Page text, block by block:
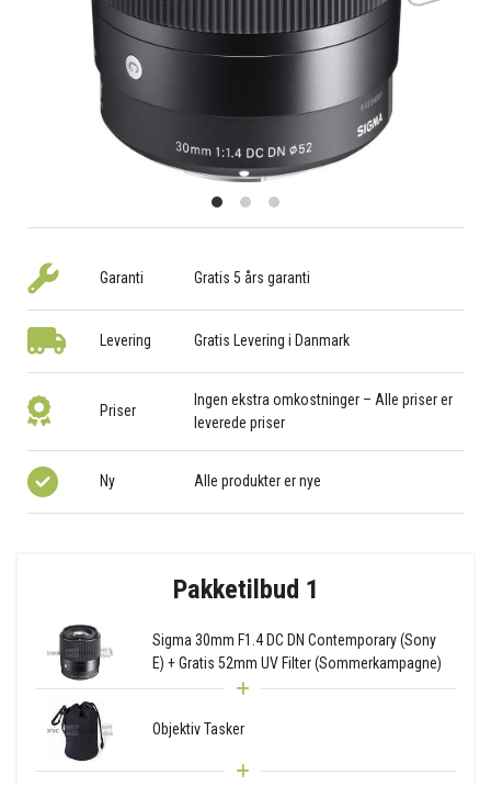
Garanti Gratis 5 års garanti
Levering Gratis Levering i Danmark
Priser
Ingen ekstra omkostninger – Alle priser er
leverede priser
Ny Alle produkter er nye
Pakketilbud 1
Sigma 30mm F1.4 DC DN Contemporary (Sony
E) + Gratis 52mm UV Filter (Sommerkampagne)
Objektiv Tasker